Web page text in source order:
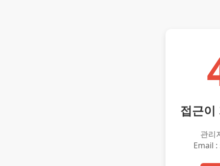
접근이
관리
Email